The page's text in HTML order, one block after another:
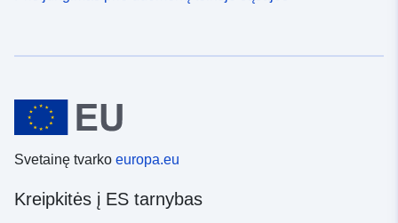
Svetainę tvarko europa.eu
Kreipkitės į ES tarnybas